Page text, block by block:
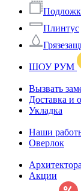
Плинтус
ШОУ РУМ
Вызвать
Доставка и
Укладка
Наши
Оверлок
Акции